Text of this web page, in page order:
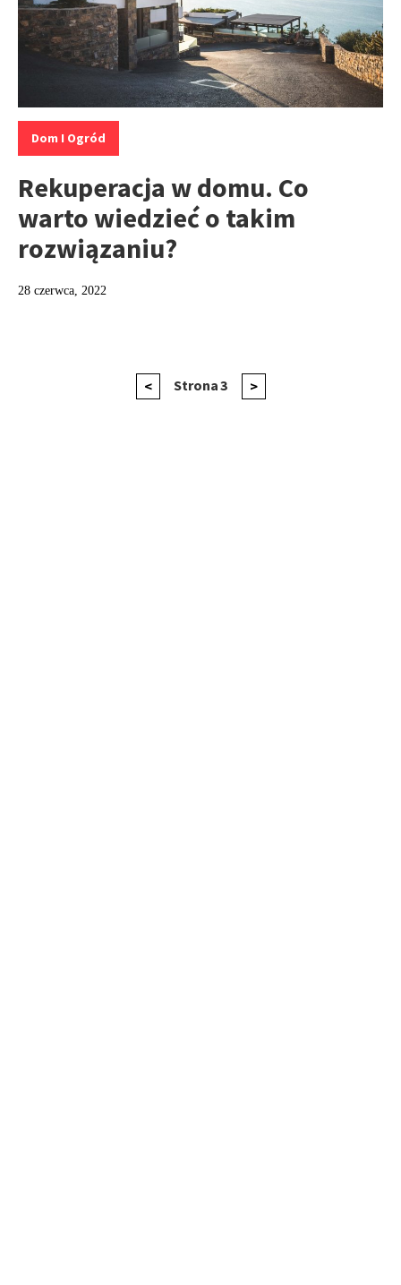
Kategorie:
Dom I Ogród
Rekuperacja w domu. Co
warto wiedzieć o takim
rozwiązaniu?
28 czerwca, 2022
Poprzednia
< Strona3
Następna
>